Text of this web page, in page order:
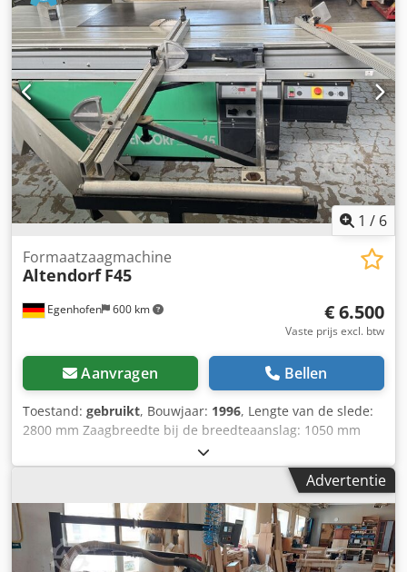
spindel: Ø 30 mm -Maximaal. snijder: Ø 220 mm -
afmetingen: 1540/1100/H1520 mm -Gewicht: 962 kg
Dsdpfxsh Nvyzs Afhjwa
1 / 6
Egenhofen 600 km
Formaatzaagmachine
Altendorf F45
€ 6.500
Vaste prijs excl. btw
Aanvragen Bellen
Toestand: gebruikt, Bouwjaar: 1996, Lengte van de slede:
2800 mm Zaagbreedte bij de breedteaanslag: 1050 mm
Zaagbreedte bij de lengteaanslag: 2800 mm Zaagdiepte:
145 mm Voorzaag: nee Hoogteverstelling zaagblad:
handmatig / hydraulisch Zwenkverstelling zaagblad:
handmatig / hydraulisch Verstelling breedteaanslag:
handmatig Weergave zaagbladhoek: digitaal Weergave
zaaghoogte: - Weergave breedteaanslag: schaalverdeling
Weergave lengteaanslag: schaalverdeling
Advertentie